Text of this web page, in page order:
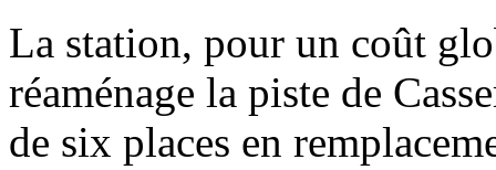
La station, pour un coût
réaménage la piste de
de six places en